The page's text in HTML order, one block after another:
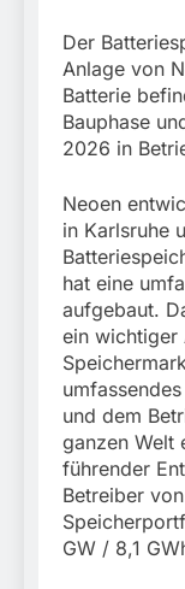
Der
Anlage von
Batterie
Bauphase
2026 in
Neoen
in Karlsruhe
hat eine
aufgebaut.
ein wichtiger
und dem
ganzen Welt
führender
Betreiber
GW / 8,1